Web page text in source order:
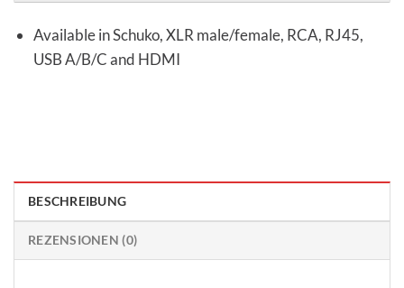
Available in Schuko, XLR male/female, RCA, RJ45,
USB A/B/C and HDMI
BESCHREIBUNG
REZENSIONEN (0)